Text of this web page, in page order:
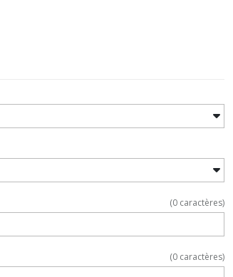
(0 caractères)
(0 caractères)